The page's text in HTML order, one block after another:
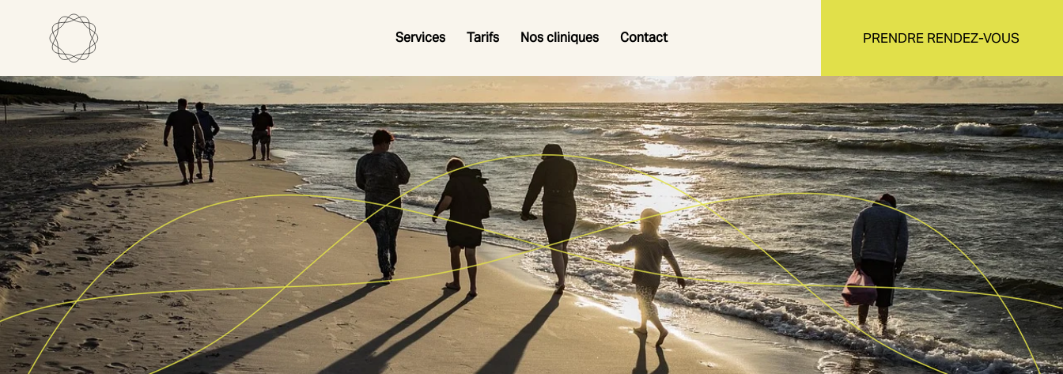
Services Tarifs Nos cliniques Contact PRENDRE RENDEZ-VOUS